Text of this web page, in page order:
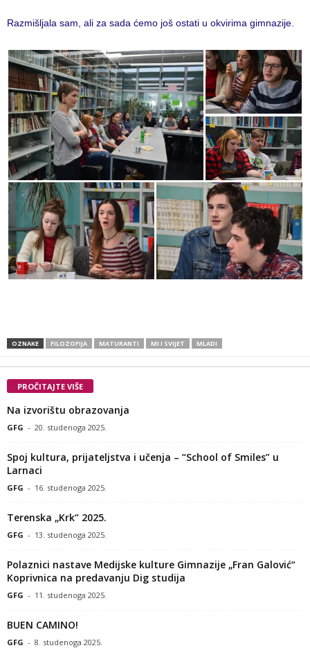
Razmišljala sam, ali za sada ćemo još ostati u okvirima gimnazije.
OZNAKE FILOZOFIJA MATURANTI MI I SVIJET MLADI
PROČITAJTE VIŠE
Na izvorištu obrazovanja
GFG - 20. studenoga 2025.
Spoj kultura, prijateljstva i učenja – “School of Smiles” u
Larnaci
GFG - 16. studenoga 2025.
Terenska „Krk“ 2025.
GFG - 13. studenoga 2025.
Polaznici nastave Medijske kulture Gimnazije „Fran Galović“
Koprivnica na predavanju Dig studija
GFG - 11. studenoga 2025.
BUEN CAMINO!
GFG - 8. studenoga 2025.